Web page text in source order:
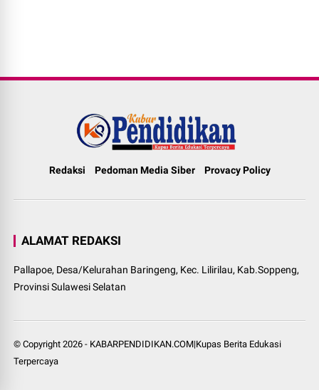
Redaksi Pedoman Media Siber Provacy Policy
ALAMAT REDAKSI
Pallapoe, Desa/Kelurahan Baringeng, Kec. Lilirilau, Kab.Soppeng,
Provinsi Sulawesi Selatan
© Copyright2026 - KABARPENDIDIKAN.COM|Kupas Berita Edukasi
Terpercaya